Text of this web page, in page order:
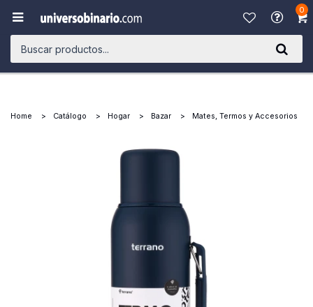
0

Home Catálogo Hogar Bazar Mates, Termos y Accesorios